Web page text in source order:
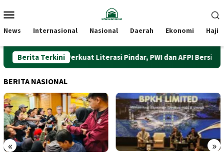
ke
Mobile
News Internasional Nasional Daerah Ekonomi Haji
Berita TerkiniPerkuat Literasi Pindar, PWI dan AFPI Bersinergi
BERITA NASIONAL
« »